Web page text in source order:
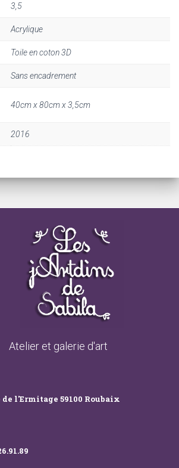
3,5
Acrylique
Toile en coton 3D
Sans encadrement
40cm x 80cm x 3,5cm
2016
Atelier et galerie d'art
de l'Ermitage 59100 Roubaix